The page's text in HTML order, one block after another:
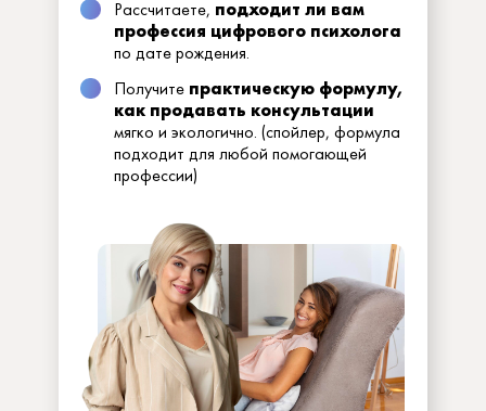
Получите практическую формулу,
как продавать консультации
мягко и экологично. (спойлер, формула
подходит для любой помогающей
профессии)
Рассчитаете, подходит ли вам
профессия цифрового психолога
по дате рождения.